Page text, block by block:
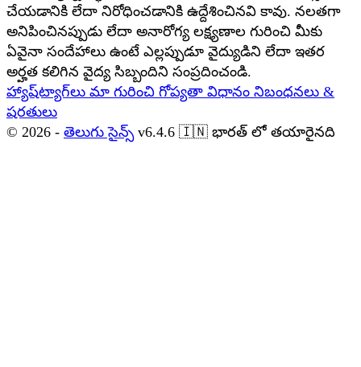
చేయడానికి లేదా నిరోధించడానికి ఉద్దేశించినవి కావు. నలతగా
అనిపించినప్పుడు లేదా అనారోగ్య లక్ష్యణాల గురించి మీకు
ఏవైనా సందేహాలు ఉంటే ఎల్లప్పుడూ వైద్యుడిని లేదా ఇతర
అర్హత కలిగిన వైద్య సిబ్బందిని సంప్రదించండి.
హ్యాష్‌ట్యాగ్‌లు మా గురించి గోప్యతా విధానం నిబంధనలు &
షరతులు
© 2026 - తెలుగు సైన్స్ v6.4.6 🇮🇳 భారత్ లో తయారైనది